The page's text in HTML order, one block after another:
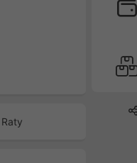
Raty